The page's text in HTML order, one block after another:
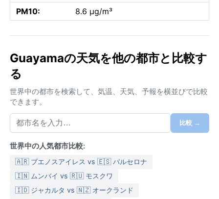
PM10:
8.6 µg/m³
Guayamaの天気を他の都市と比較す
る
世界中の都市を検索して、気温、天気、予報を横並びで比較
できます。
比較 →
世界中の人気都市比較:
🇦🇷 ブエノスアイレス vs 🇪🇸 バルセロナ
🇮🇳 ムンバイ vs 🇷🇺 モスクワ
🇮🇩 ジャカルタ vs 🇳🇿 オークランド